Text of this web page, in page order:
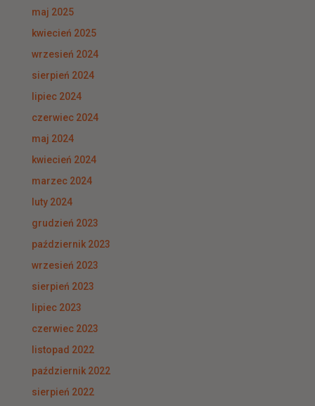
maj 2025
kwiecień 2025
wrzesień 2024
sierpień 2024
lipiec 2024
czerwiec 2024
maj 2024
kwiecień 2024
marzec 2024
luty 2024
grudzień 2023
październik 2023
wrzesień 2023
sierpień 2023
lipiec 2023
czerwiec 2023
listopad 2022
październik 2022
sierpień 2022